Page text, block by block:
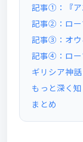
記事①：『ア
記事②：ロー
記事③：オウ
記事④：ロー
ギリシア神
もっと深く
まとめ